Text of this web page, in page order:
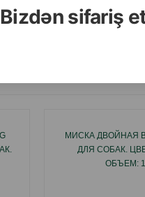
Bizdən sifariş
МИСКА ДВОЙНАЯ
ДЛЯ СОБАК.
ОБЪЕМ: